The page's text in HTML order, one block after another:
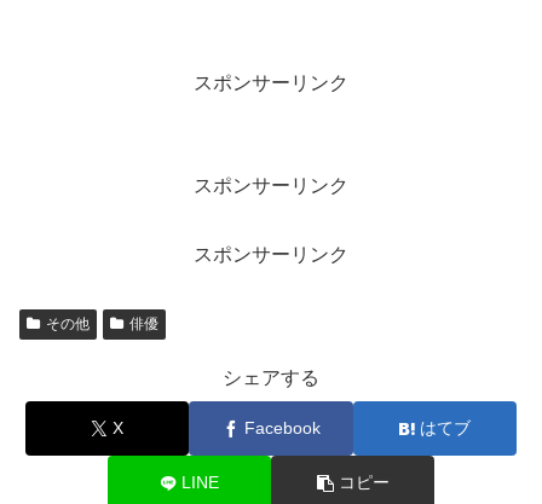
スポンサーリンク
スポンサーリンク
スポンサーリンク
その他 俳優
シェアする
X Facebook はてブ
LINE コピー